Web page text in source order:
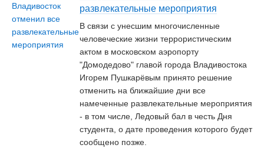
развлекательные мероприятия
В связи с унесшим многочисленные
человеческие жизни террористическим
актом в московском аэропорту
"Домодедово" главой города Владивостока
Игорем Пушкарёвым принято решение
отменить на ближайшие дни все
намеченные развлекательные мероприятия
- в том числе, Ледовый бал в честь Дня
студента, о дате проведения которого будет
сообщено позже.